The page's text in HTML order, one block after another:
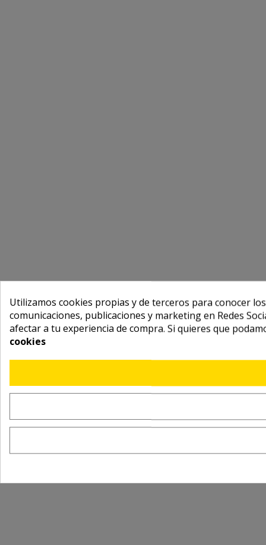
Utilizamos cookies propias y de terceros para conocer
comunicaciones, publicaciones y marketing en Redes
afectar a tu experiencia de compra. Si quieres que
cookies